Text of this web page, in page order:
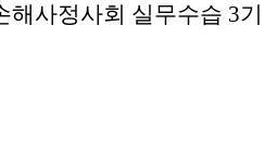
해사정사회 실무수습 3기